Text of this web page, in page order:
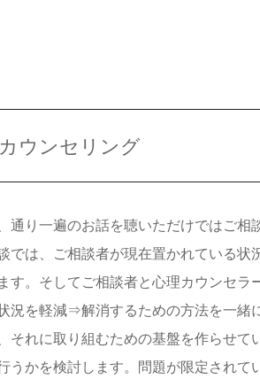
ウンセリング
り一遍のお話を聴いただけではご相
は、ご相談者が現在置かれている状
す。そしてご相談者と心理カウンセラ
況を軽減⇒解消するための方法を一緒
それに取り組むための基盤を作らせて
かを検討します。問題が限定されて